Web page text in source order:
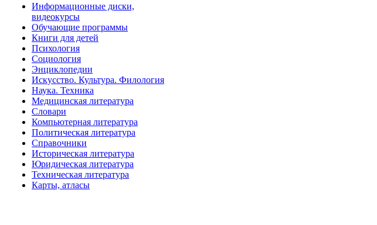
Информационные диски,
видеокурсы
Обучающие программы
Книги для детей
Психология
Социология
Энциклопедии
Искусство. Культура. Филология
Наука. Техника
Медицинская литература
Словари
Компьютерная литература
Политическая литература
Справочники
Историческая литература
Юридическая литература
Техническая литература
Карты, атласы